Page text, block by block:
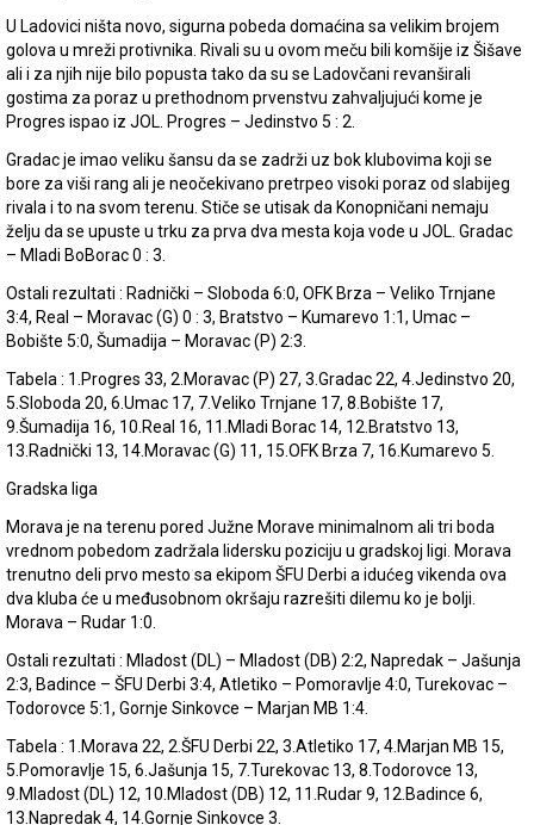
U Ladovici ništa novo, sigurna pobeda domaćina sa velikim brojem
golova u mreži protivnika. Rivali su u ovom meču bili komšije iz Šišave
ali i za njih nije bilo popusta tako da su se Ladovčani revanširali
gostima za poraz u prethodnom prvenstvu zahvaljujući kome je
Progres ispao iz JOL. Progres – Jedinstvo 5 : 2.
Gradac je imao veliku šansu da se zadrži uz bok klubovima koji se
bore za viši rang ali je neočekivano pretrpeo visoki poraz od slabijeg
rivala i to na svom terenu. Stiče se utisak da Konopničani nemaju
želju da se upuste u trku za prva dva mesta koja vode u JOL. Gradac
– Mladi BoBorac 0 : 3.
Ostali rezultati : Radnički – Sloboda 6:0, OFK Brza – Veliko Trnjane
3:4, Real – Moravac (G) 0 : 3, Bratstvo – Kumarevo 1:1, Umac –
Bobište 5:0, Šumadija – Moravac (P) 2:3.
Tabela : 1.Progres 33, 2.Moravac (P) 27, 3.Gradac 22, 4.Jedinstvo 20,
5.Sloboda 20, 6.Umac 17, 7.Veliko Trnjane 17, 8.Bobište 17,
9.Šumadija 16, 10.Real 16, 11.Mladi Borac 14, 12.Bratstvo 13,
13.Radnički 13, 14.Moravac (G) 11, 15.OFK Brza 7, 16.Kumarevo 5.
Gradska liga
Morava je na terenu pored Južne Morave minimalnom ali tri boda
vrednom pobedom zadržala lidersku poziciju u gradskoj ligi. Morava
trenutno deli prvo mesto sa ekipom ŠFU Derbi a idućeg vikenda ova
dva kluba će u međusobnom okršaju razrešiti dilemu ko je bolji.
Morava – Rudar 1:0.
Ostali rezultati : Mladost (DL) – Mladost (DB) 2:2, Napredak – Jašunja
2:3, Badince – ŠFU Derbi 3:4, Atletiko – Pomoravlje 4:0, Turekovac –
Todorovce 5:1, Gornje Sinkovce – Marjan MB 1:4.
Tabela : 1.Morava 22, 2.ŠFU Derbi 22, 3.Atletiko 17, 4.Marjan MB 15,
5.Pomoravlje 15, 6.Jašunja 15, 7.Turekovac 13, 8.Todorovce 13,
9.Mladost (DL) 12, 10.Mladost (DB) 12, 11.Rudar 9, 12.Badince 6,
13.Napredak 4, 14.Gornje Sinkovce 3.